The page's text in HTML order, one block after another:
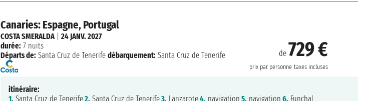
Canaries: Espagne, Portugal
de 729 €
prix par personne taxes incluses
COSTA SMERALDA|24 JANV. 2027
durée: 7 nuits
Départs de: Santa Cruz de Tenerife débarquement: Santa Cruz de Tenerife
itinéraire:
1. Santa Cruz de Tenerife,2. Santa Cruz de Tenerife,3. Lanzarote,4. navigation,5. navigation,6. Funchal,